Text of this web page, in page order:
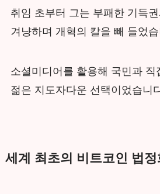
취임 초부터 그는 부패한 기득
겨냥하며 개혁의 칼을 빼 들었
소셜미디어를 활용해 국민과 직
젊은 지도자다운 선택이었습니
세계 최초의 비트코인 법정